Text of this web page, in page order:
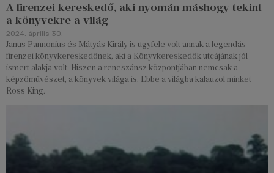
A firenzei kereskedő, aki nyomán máshogy tekint
a könyvekre a világ
2024. április 30.
Janus Pannonius és Mátyás Király is ügyfele volt annak a legendás
firenzei könyvkereskedőnek, aki a Könyvkereskedők utcájának jól
ismert alakja volt. Hiszen a reneszánsz központjában nemcsak a
képzőművészet, a könyvek világa is. Ebbe a világba kalauzol minket
Ross King.